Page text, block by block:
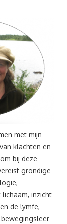
met mijn
klachten en
bij deze
grondige
inzicht
de lymfe,